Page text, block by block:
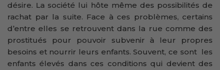
désire. La société lui hôte même des possibilités de
rachat par la suite. Face à ces problèmes, certains
d’entre elles se retrouvent dans la rue comme des
prostitués pour pouvoir subvenir à leur propres
besoins et nourrir leurs enfants. Souvent, ce sont les
enfants élevés dans ces conditions qui devient des